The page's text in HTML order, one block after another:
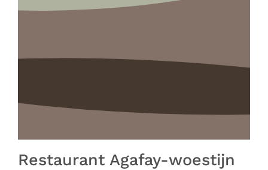
Restaurant Agafay-woestijn